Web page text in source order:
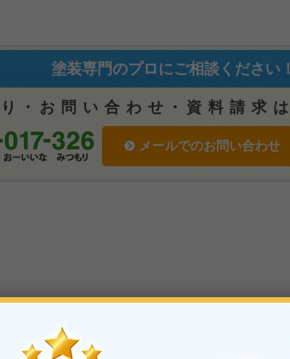
塗装専門のプロにご相談ください！
・お問い合わせ ・資料請求は
メールでのお問い合わせ